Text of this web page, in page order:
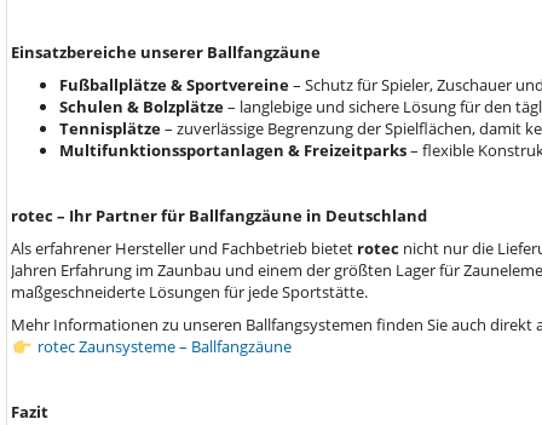
Einsatzbereiche unserer Ballfangzäune
Fußballplätze & Sportvereine– Schutz für Spieler, Zuschauer
Schulen & Bolzplätze– langlebige und sichere Lösung für den
Tennisplätze– zuverlässige Begrenzung der Spielflächen, damit
Multifunktionssportanlagen & Freizeitparks– flexible
rotec – Ihr Partner für Ballfangzäune in Deutschland
Als erfahrener Hersteller und Fachbetrieb bietet rotec nicht nur die
Jahren Erfahrung im Zaunbau und einem der größten Lager für
maßgeschneiderte Lösungen für jede Sportstätte.
Mehr Informationen zu unseren Ballfangsystemen finden Sie auch direkt
rotec Zaunsysteme – Ballfangzäune
Fazit